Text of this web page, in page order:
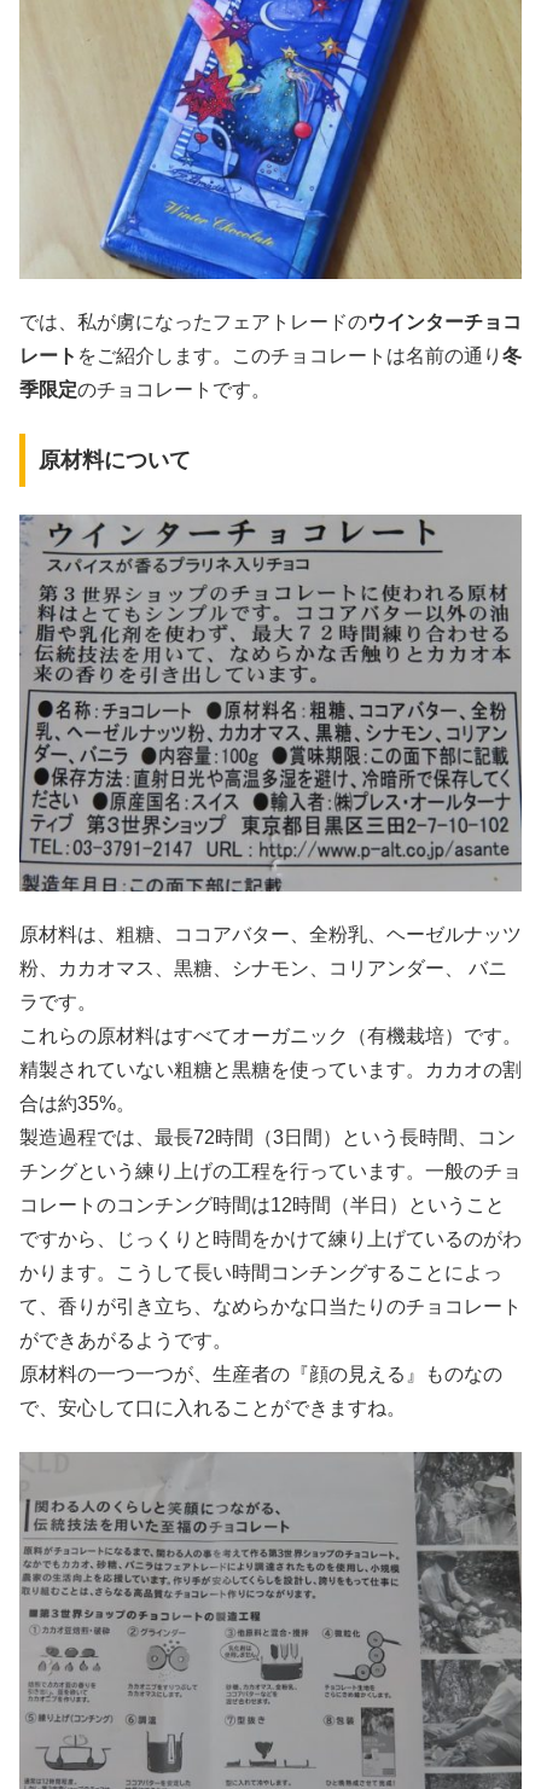
では、私が虜になったフェアトレードのウインターチョコ
レート をご紹介します。このチョコレートは名前の通り 冬
季限定のチョコレートです。
原材料について
原材料は、粗糖、ココアバター、全粉乳、ヘーゼルナッツ
粉、カカオマス、黒糖、シナモン、コリアンダー、 バニ
ラです。
これらの原材料はすべてオーガニック（有機栽培）です。
精製されていない粗糖と黒糖を使っています。カカオの割
合は約35%。
製造過程では、最長72時間（3日間）という長時間、コン
チングという練り上げの工程を行っています。一般のチョ
コレートのコンチング時間は12時間（半日）ということ
ですから、じっくりと時間をかけて練り上げているのがわ
かります。こうして長い時間コンチングすることによっ
て、香りが引き立ち、なめらかな口当たりのチョコレート
ができあがるようです。
原材料の一つ一つが、生産者の『顔の見える』ものなの
で、安心して口に入れることができますね。